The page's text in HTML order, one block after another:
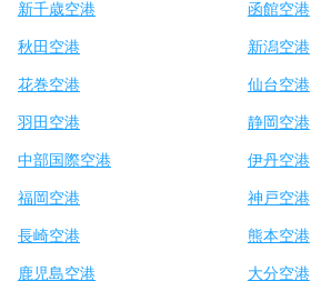
新千歳空港 函館空港
秋田空港 新潟空港
花巻空港 仙台空港
羽田空港 静岡空港
中部国際空港 伊丹空港
福岡空港 神戸空港
長崎空港 熊本空港
鹿児島空港 大分空港